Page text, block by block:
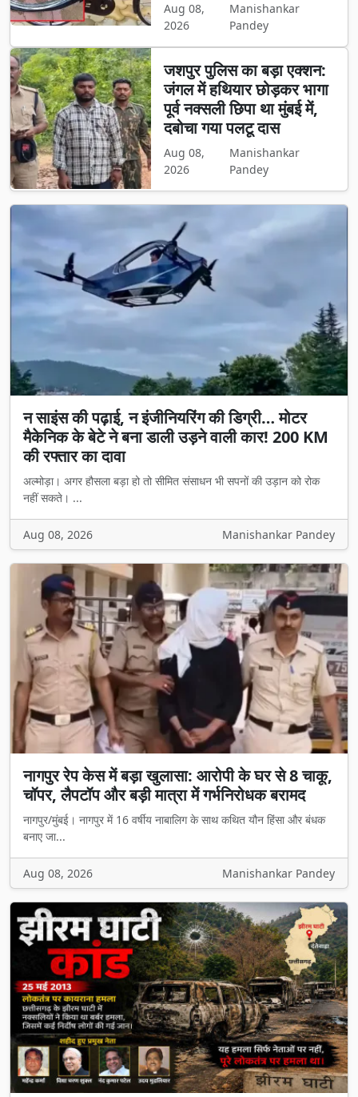
Aug 08,
2026
Manishankar
Pandey
जशपुर पुलिस का बड़ा एक्शन:
जंगल में हथियार छोड़कर भागा
पूर्व नक्सली छिपा था मुंबई में,
दबोचा गया पलटू दास
Aug 08,
2026
Manishankar
Pandey
न साइंस की पढ़ाई, न इंजीनियरिंग की डिग्री… मोटर
मैकेनिक के बेटे ने बना डाली उड़ने वाली कार! 200 KM
की रफ्तार का दावा
अल्मोड़ा। अगर हौसला बड़ा हो तो सीमित संसाधन भी सपनों की उड़ान को रोक
नहीं सकते। ...
Aug 08, 2026 Manishankar Pandey
नागपुर रेप केस में बड़ा खुलासा: आरोपी के घर से 8 चाकू,
चॉपर, लैपटॉप और बड़ी मात्रा में गर्भनिरोधक बरामद
नागपुर/मुंबई। नागपुर में 16 वर्षीय नाबालिग के साथ कथित यौन हिंसा और बंधक
बनाए जा...
Aug 08, 2026 Manishankar Pandey